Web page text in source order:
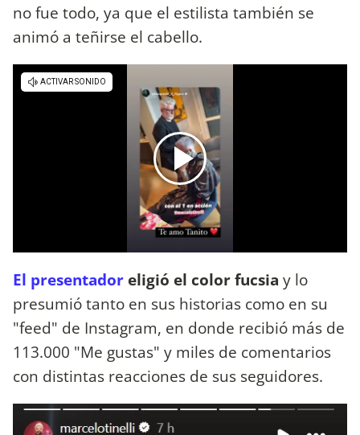
no fue todo, ya que el estilista también se
animó a teñirse el cabello.
El presentador eligió el color fucsia y lo
presumió tanto en sus historias como en su
"feed" de Instagram, en donde recibió más de
113.000 "Me gustas" y miles de comentarios
con distintas reacciones de sus seguidores.